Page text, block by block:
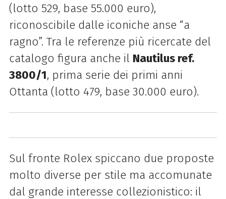
(lotto 529, base 55.000 euro),
riconoscibile dalle iconiche anse “a
ragno”. Tra le referenze più ricercate del
catalogo figura anche il Nautilus ref.
3800/1, prima serie dei primi anni
Ottanta (lotto 479, base 30.000 euro).
Sul fronte Rolex spiccano due proposte
molto diverse per stile ma accomunate
dal grande interesse collezionistico: il